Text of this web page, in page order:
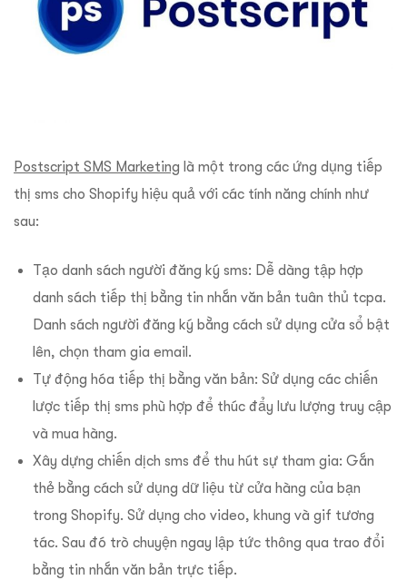
Postscript SMS Marketing là một trong các ứng dụng tiếp
thị sms cho Shopify hiệu quả với các tính năng chính như
sau:
Tạo danh sách người đăng ký sms: Dễ dàng tập hợp
danh sách tiếp thị bằng tin nhắn văn bản tuân thủ tcpa.
Danh sách người đăng ký bằng cách sử dụng cửa sổ bật
lên, chọn tham gia email.
Tự động hóa tiếp thị bằng văn bản: Sử dụng các chiến
lược tiếp thị sms phù hợp để thúc đẩy lưu lượng truy cập
và mua hàng.
Xây dựng chiến dịch sms để thu hút sự tham gia: Gắn
thẻ bằng cách sử dụng dữ liệu từ cửa hàng của bạn
trong Shopify. Sử dụng cho video, khung và gif tương
tác. Sau đó trò chuyện ngay lập tức thông qua trao đổi
bằng tin nhắn văn bản trực tiếp.